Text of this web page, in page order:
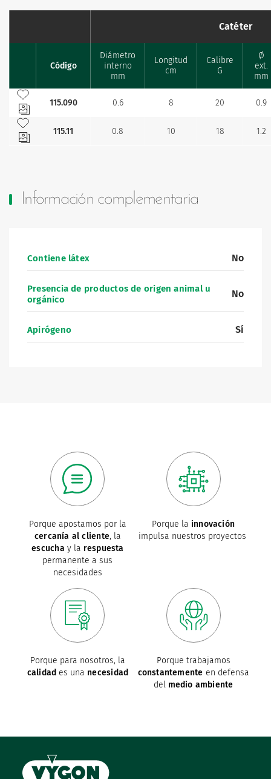
Catéter
FavouritesCódigo
Diámetro
interno
mm
Longitud
cm
Calibre
G
Ø
ext.
mm
Añadir a mis favoritos
115.090
0.6 8 20
0.9
Añadir a mis favoritos
115.11
0.8 10 18 1.2
Información complementaria
Contiene látex No
Presencia de productos de origen animal u
orgánico
No
Apirógeno Sí
Porque apostamos por la
cercanía al cliente, la
escucha y la respuesta
permanente a sus
necesidades
Porque la innovación
impulsa nuestros proyectos
Porque para nosotros, la
calidad es una necesidad
Porque trabajamos
constantemente en defensa
del medio ambiente